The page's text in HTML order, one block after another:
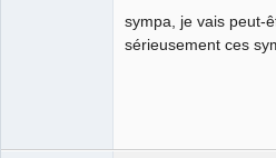
sympa, je vais peut-
sérieusement ces